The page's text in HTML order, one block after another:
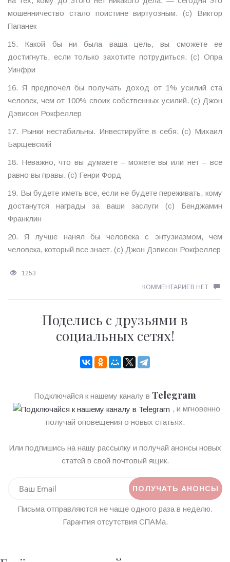
мошенничество стало поистине виртуозным. (с) Виктор
Папанек
15. Какой бы ни была ваша цель, вы сможете ее
достигнуть, если только захотите потрудиться. (с) Опра
Уинфри
16. Я предпочел бы получать доход от 1% усилий ста
человек, чем от 100% своих собственных усилий. (с) Джон
Дэвисон Рокфеллер
17. Рынки нестабильны. Инвестируйте в себя. (с) Михаил
Барщевский
18. Неважно, что вы думаете – можете вы или нет – все
равно вы правы. (с) Генри Форд
19. Вы будете иметь все, если не будете переживать, кому
достанутся награды за ваши заслуги (с) Бенджамин
Франклин
20. Я лучше нанял бы человека с энтузиазмом, чем
человека, который все знает. (с) Джон Дэвисон Рокфеллер
1253
КОММЕНТАРИЕВ НЕТ
Поделись с друзьями в
социальных сетях!
Подключайся к нашему каналу в Telegram
, и мгновенно
получай оповещения о новых статьях.
Или подпишись на нашу рассылку и получай анонсы новых
статей в свой почтовый ящик.
Письма отправляются не чаще одного раза в неделю.
Гарантия отсутствия СПАМа.